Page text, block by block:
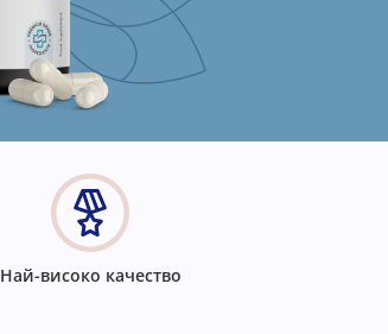
Най-високо качество